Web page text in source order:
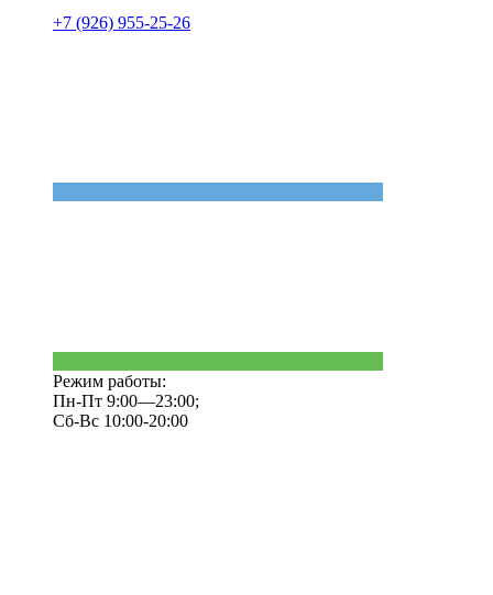
+7 (926) 955-25-26
Режим работы:
Пн-Пт 9:00—23:00;
Сб-Вс 10:00-20:00